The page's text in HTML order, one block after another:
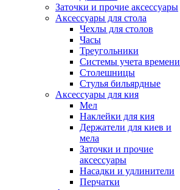
Заточки и прочие аксессуары
Аксессуары для стола
Чехлы для столов
Часы
Треугольники
Системы учета времени
Столешницы
Стулья бильярдные
Аксессуары для кия
Мел
Наклейки для кия
Держатели для киев и
мела
Заточки и прочие
аксессуары
Насадки и удлинители
Перчатки